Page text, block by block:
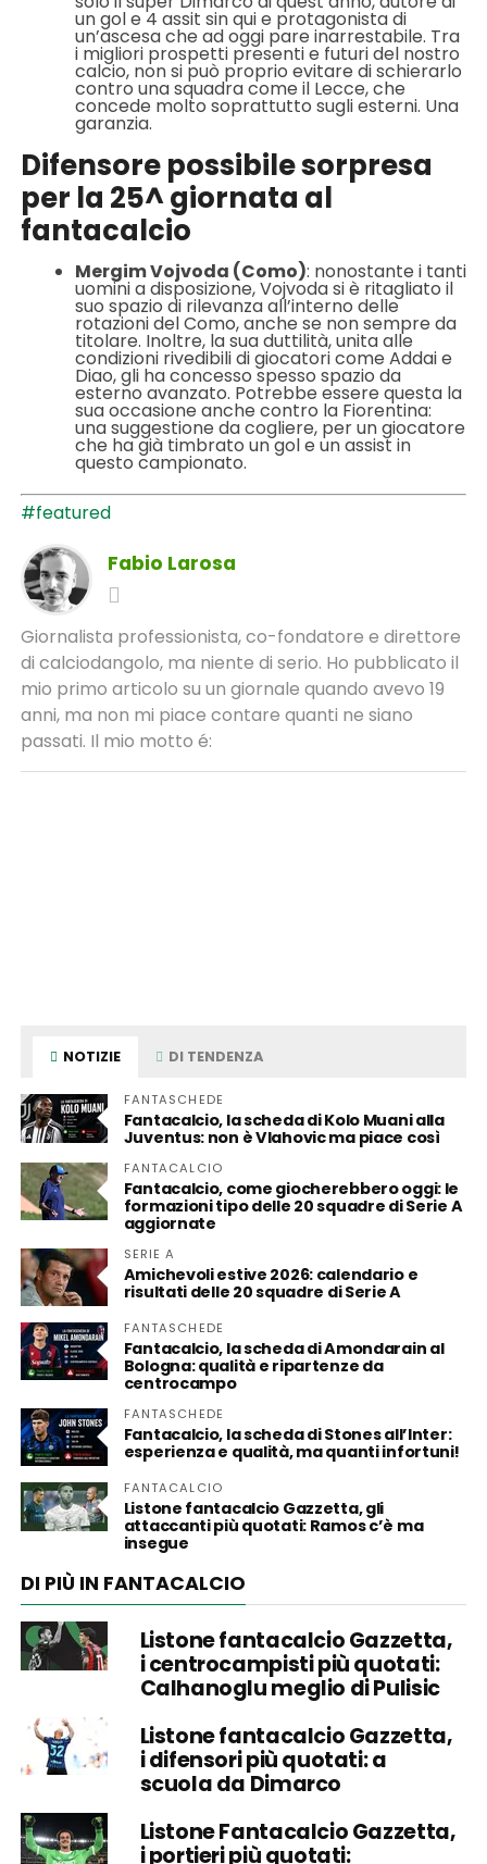
un gol e 4 assit sin qui e protagonista di
un’ascesa che ad oggi pare inarrestabile. Tra
i migliori prospetti presenti e futuri del nostro
calcio, non si può proprio evitare di schierarlo
contro una squadra come il Lecce, che
concede molto soprattutto sugli esterni. Una
garanzia.
Difensore possibile sorpresa
per la 25^ giornata al
fantacalcio
Mergim Vojvoda (Como): nonostante i tanti
uomini a disposizione, Vojvoda si è ritagliato il
suo spazio di rilevanza all’interno delle
rotazioni del Como, anche se non sempre da
titolare. Inoltre, la sua duttilità, unita alle
condizioni rivedibili di giocatori come Addai e
Diao, gli ha concesso spesso spazio da
esterno avanzato. Potrebbe essere questa la
sua occasione anche contro la Fiorentina:
una suggestione da cogliere, per un giocatore
che ha già timbrato un gol e un assist in
questo campionato.
#featured
Fabio Larosa
Giornalista professionista, co-fondatore e direttore
di calciodangolo, ma niente di serio. Ho pubblicato il
mio primo articolo su un giornale quando avevo 19
anni, ma non mi piace contare quanti ne siano
passati. Il mio motto é:
NOTIZIE DI TENDENZA
FANTASCHEDE
Fantacalcio, la scheda di Kolo Muani alla
Juventus: non è Vlahovic ma piace così
FANTACALCIO
Fantacalcio, come giocherebbero oggi: le
formazioni tipo delle 20 squadre di Serie A
aggiornate
SERIE A
Amichevoli estive 2026: calendario e
risultati delle 20 squadre di Serie A
FANTASCHEDE
Fantacalcio, la scheda di Amondarain al
Bologna: qualità e ripartenze da
centrocampo
FANTASCHEDE
Fantacalcio, la scheda di Stones all’Inter:
esperienza e qualità, ma quanti infortuni!
FANTACALCIO
Listone fantacalcio Gazzetta, gli
attaccanti più quotati: Ramos c’è ma
insegue
DI PIÙ IN FANTACALCIO
Listone fantacalcio Gazzetta,
i centrocampisti più quotati:
Calhanoglu meglio di Pulisic
Listone fantacalcio Gazzetta,
i difensori più quotati: a
scuola da Dimarco
Listone Fantacalcio Gazzetta,
i portieri più quotati: